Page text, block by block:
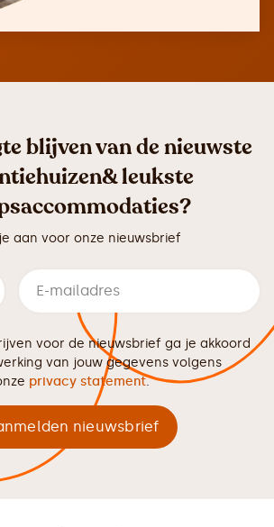
blijven van de nieuwste
leukste
aan voor onze nieuwsbrief
voor de nieuwsbrief ga je akkoord
van jouw gegevens volgens
privacy statement.